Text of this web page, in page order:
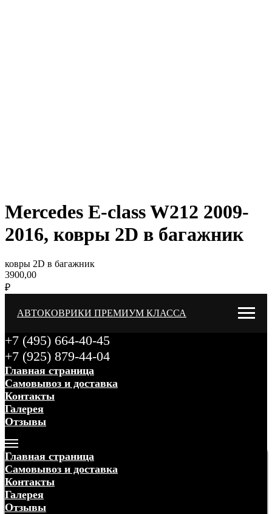
Mercedes E-class W212 2009-
2016, ковры 2D в багажник
ковры 2D в багажник
3900,00
₽
АВТОКОВРИКИ ПРЕМИУМ КЛАССА
+7 (495) 664-40-45
+7 (925) 879-44-04
Главная страница
Самовывоз и доставка
Контакты
Галерея
Отзывы
Главная страница
Самовывоз и доставка
Контакты
Галерея
Отзывы